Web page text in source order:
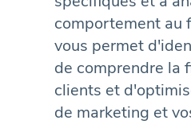
comportement au
vous permet
de comprendre la
clients et
de marketing et